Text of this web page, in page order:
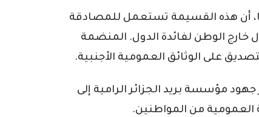
أن هذه القسيمة تستعمل للمصادقة
خارج الوطن لفائدة الدول. المنضمة
على الوثائق العمومية الأجنبية.
مؤسسة بريد الجزائر الرامية إلى
العمومية من المواطنين.